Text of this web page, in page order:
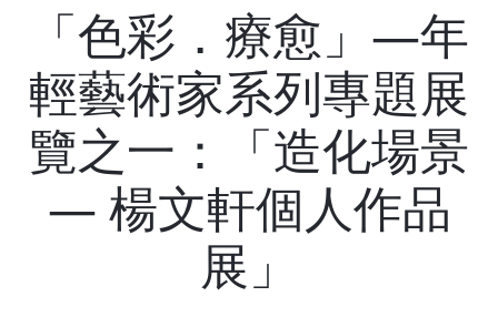
「色彩．療愈」—年
輕藝術家系列專題展
覽之一：「造化場景
— 楊文軒個人作品
展」